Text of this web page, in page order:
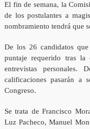
El fin de semana, la
de los postulantes a
nombramiento tendrá que
De los 26 candidatos
puntaje requerido tras
entrevistas
calificaciones pasarán
Congreso.
Se trata de Francisco
Luz Pacheco, Manuel